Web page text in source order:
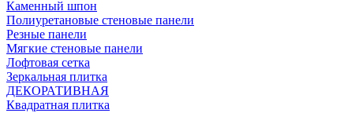
Каменный шпон
Полиуретановые стеновые панели
Резные панели
Мягкие стеновые панели
Лофтовая сетка
Зеркальная плитка
ДЕКОРАТИВНАЯ
Квадратная плитка